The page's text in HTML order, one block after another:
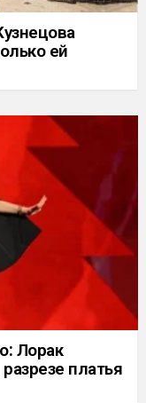
ей
Лорак
платья